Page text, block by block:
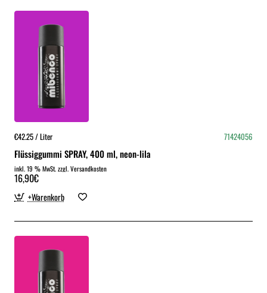
€42.25 / Liter 71424056
Flüssiggummi SPRAY, 400 ml, neon-lila
inkl. 19 % MwSt. zzgl. Versandkosten
16,90€
+Warenkorb